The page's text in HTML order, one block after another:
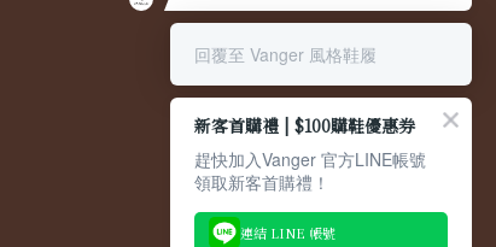
回覆至 Vanger 風格鞋履
新客首購禮 | $100購鞋優惠券
趕快加入Vanger 官方LINE帳號
領取新客首購禮！
連結 LINE 帳號